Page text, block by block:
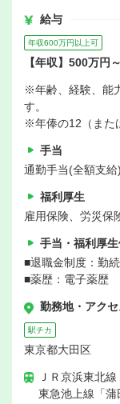
給与
年収600万円以上可
【年収】500万円
※年齢、経験、能
す。
※年俸の12（また
手当
通勤手当(全額支給)
福利厚生
雇用保険、労災保
手当・福利厚
■退職金制度：勤
■薬歴：電子薬歴
勤務地・アクセ
駅チカ
東京都大田区
ＪＲ京浜東北
東急池上線「